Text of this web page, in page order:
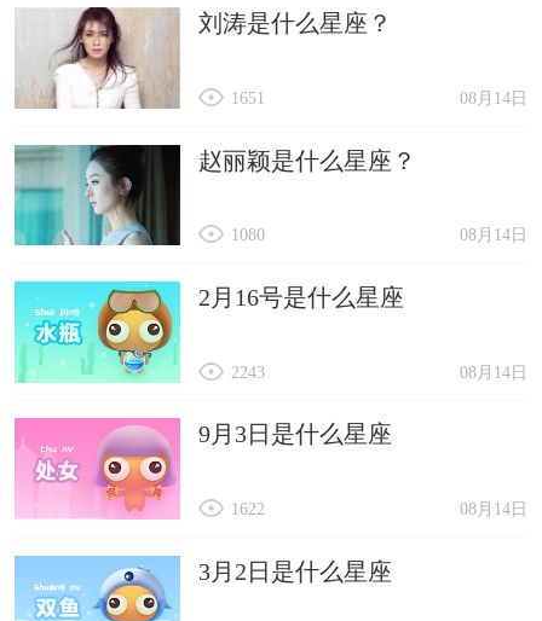
刘涛是什么星座？
08月14日
1651
赵丽颖是什么星座？
08月14日
1080
2月16号是什么星座
08月14日
2243
9月3日是什么星座
08月14日
1622
3月2日是什么星座